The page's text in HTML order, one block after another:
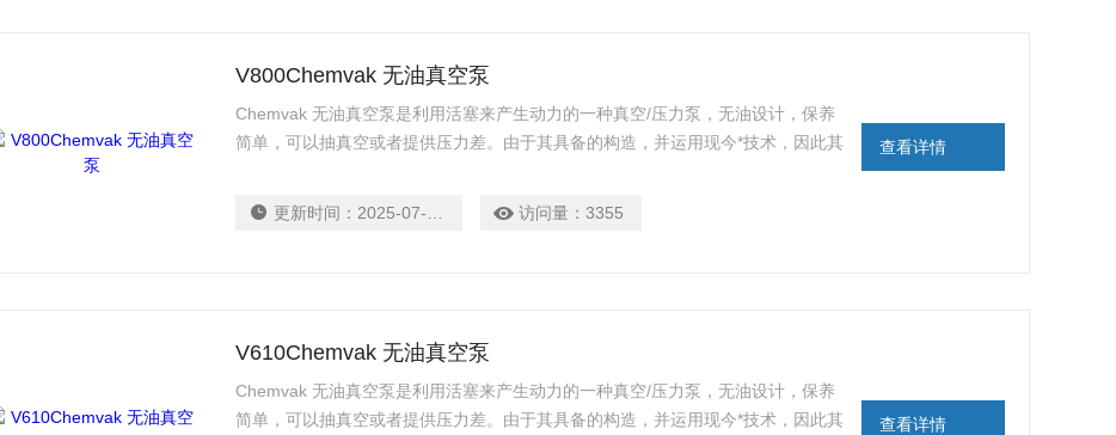
V800Chemvak 无油真空泵
Chemvak 无油真空泵是利用活塞来产生动力的一种真空/压力泵，无油设计，保养
简单，可以抽真空或者提供压力差。由于其具备的构造，并运用现今*技术，因此其
更新时间： 2025-07-14 访问量：3355
查看详情
V610Chemvak 无油真空泵
Chemvak 无油真空泵是利用活塞来产生动力的一种真空/压力泵，无油设计，保养
简单，可以抽真空或者提供压力差。由于其具备的构造，并运用现今*技术，因此其
查看详情